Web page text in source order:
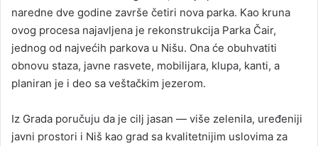
naredne dve godine završe četiri nova parka. Kao kruna
ovog procesa najavljena je rekonstrukcija Parka Čair,
jednog od najvećih parkova u Nišu. Ona će obuhvatiti
obnovu staza, javne rasvete, mobilijara, klupa, kanti, a
planiran je i deo sa veštačkim jezerom.
Iz Grada poručuju da je cilj jasan — više zelenila, uređeniji
javni prostori i Niš kao grad sa kvalitetnijim uslovima za